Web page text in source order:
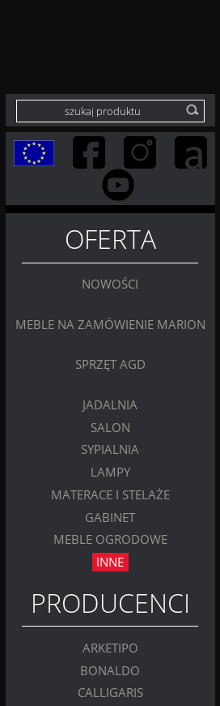
OFERTA
NOWOŚCI
MEBLE NA ZAMÓWIENIE MARION
SPRZĘT AGD
JADALNIA
SALON
SYPIALNIA
LAMPY
MATERACE I STELAŻE
GABINET
MEBLE OGRODOWE
INNE
PRODUCENCI
ARKETIPO
BONALDO
CALLIGARIS